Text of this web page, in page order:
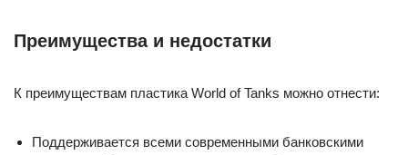
Преимущества и недостатки
К преимуществам пластика World of Tanks можно отнести:
Поддерживается всеми современными банковскими